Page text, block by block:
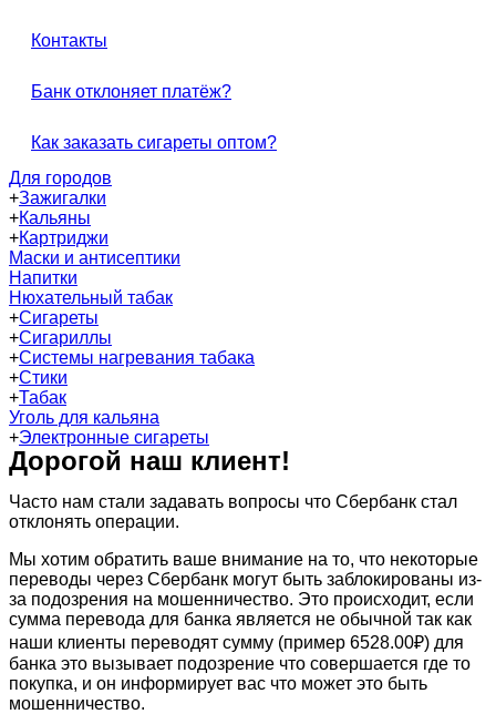
Контакты
Банк отклоняет платёж?
Как заказать сигареты оптом?
Для городов
+Зажигалки
+Кальяны
+Картриджи
Маски и антисептики
Напитки
Нюхательный табак
+Сигареты
+Сигариллы
+Системы нагревания табака
+Стики
+Табак
Уголь для кальяна
+Электронные сигареты
Дорогой наш клиент!
Часто нам стали задавать вопросы что Сбербанк стал
отклонять операции.
Мы хотим обратить ваше внимание на то, что некоторые
переводы через Сбербанк могут быть заблокированы из-
за подозрения на мошенничество. Это происходит, если
сумма перевода для банка является не обычной так как
наши клиенты переводят сумму (пример 6528.00₽) для
банка это вызывает подозрение что совершается где то
покупка, и он информирует вас что может это быть
мошенничество.